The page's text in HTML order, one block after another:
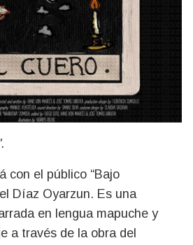
con el público “Bajo
Díaz Oyarzun. Es una
en lengua mapuche y
a través de la obra del